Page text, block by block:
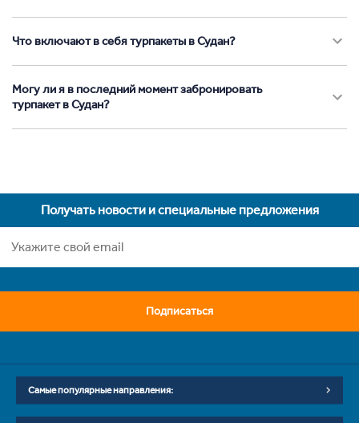
Что включают в себя турпакеты в Судан?
Могу ли я в последний момент забронировать
турпакет в Судан?
Получать новости и специальные предложения
Подписаться
Самые популярные направления: